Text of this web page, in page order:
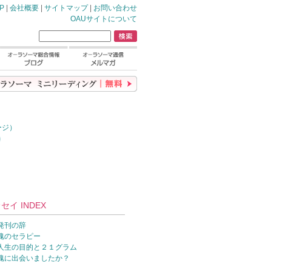
| 会社概要 | サイトマップ| お問い合わせ
OAUサイトについて
）
イ INDEX
刊の辞
セラピー
の目的と２１グラム
出会いましたか？